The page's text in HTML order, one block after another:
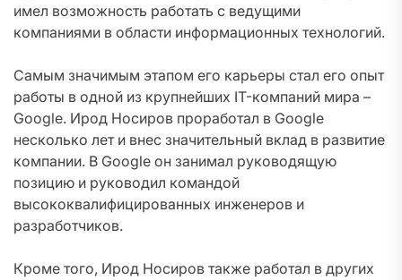
имел возможность работать с ведущими
компаниями в области информационных технологий.
Самым значимым этапом его карьеры стал его опыт
работы в одной из крупнейших IT-компаний мира –
Google. Ирод Носиров проработал в Google
несколько лет и внес значительный вклад в развитие
компании. В Google он занимал руководящую
позицию и руководил командой
высококвалифицированных инженеров и
разработчиков.
Кроме того, Ирод Носиров также работал в других